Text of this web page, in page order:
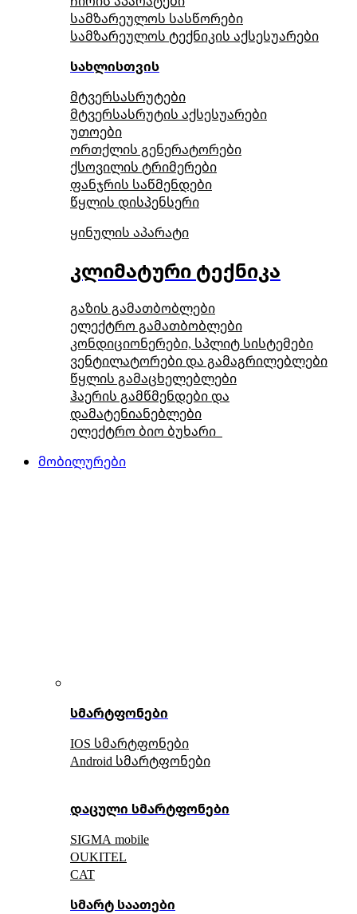
სამზარეულოს სასწორები
სამზარეულოს ტექნიკის აქსესუარები
სახლისთვის
მტვერსასრუტები
მტვერსასრუტის აქსესუარები
უთოები
ორთქლის გენერატორები
ქსოვილის ტრიმერები
ფანჯრის საწმენდები
წყლის დისპენსერი
ყინულის აპარატი
კლიმატური ტექნიკა
გაზის გამათბობლები
ელექტრო გამათბობლები
კონდიციონერები, სპლიტ სისტემები
ვენტილატორები და გამაგრილებლები
წყლის გამაცხელებლები
ჰაერის გამწმენდები და
დამატენიანებლები
ელექტრო ბიო ბუხარი
მობილურები
სმარტფონები
IOS სმარტფონები
Android სმარტფონები
დაცული სმარტფონები
SIGMA mobile
OUKITEL
CAT
სმარტ საათები